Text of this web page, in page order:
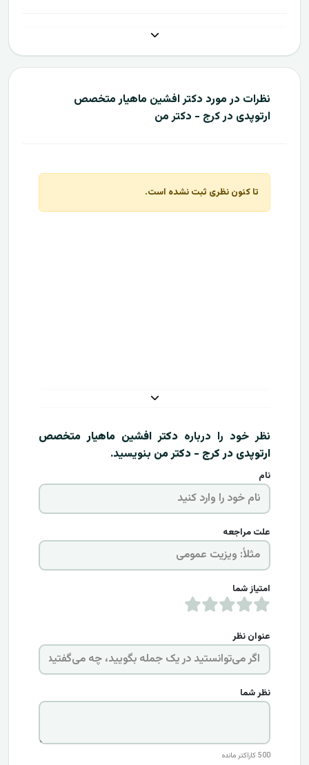
نظرات در مورد دکتر افشین ماهیار متخصص
ارتوپدی در کرج - دکتر من
تا کنون نظری ثبت نشده است.
نظر خود را درباره دکتر افشین ماهیار متخصص
ارتوپدی در کرج - دکتر من بنویسید.
نام
علت مراجعه
امتیاز شما
عنوان نظر
نظر شما
500کاراکتر مانده